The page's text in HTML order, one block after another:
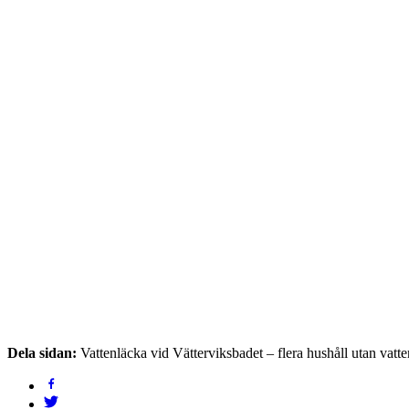
Dela sidan: Vattenläcka vid Vätterviksbadet – flera hushåll utan